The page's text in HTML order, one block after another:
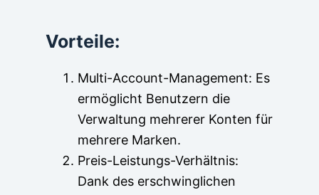
Vorteile:
Multi-Account-Management: Es
ermöglicht Benutzern die
Verwaltung mehrerer Konten für
mehrere Marken.
Preis-Leistungs-Verhältnis:
Dank des erschwinglichen